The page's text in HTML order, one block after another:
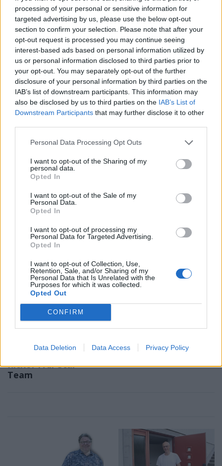
processing of your personal or sensitive information for
targeted advertising by us, please use the below opt-out
section to confirm your selection. Please note that after your
opt-out request is processed you may continue seeing
interest-based ads based on personal information utilized by
us or personal information disclosed to third parties prior to
your opt-out. You may separately opt-out of the further
disclosure of your personal information by third parties on the
IAB’s list of downstream participants. This information may
also be disclosed by us to third parties on the IAB’s List of
Downstream Participants that may further disclose it to other
Personal Data Processing Opt Outs
I want to opt-out of the Sharing of my
personal data.
Opted In
I want to opt-out of the Sale of my
Personal Data.
Opted In
I want to opt-out of processing my
Personal Data for Targeted Advertising.
Opted In
I want to opt-out of Collection, Use,
Retention, Sale, and/or Sharing of my
Personal Data that Is Unrelated with the
Purposes for which it was collected.
Opted Out
CONFIRM
Data Deletion Data Access Privacy Policy
medaljer
Efter succén på hemma-
VM vill Linnea Stenson
lägga förväntningarna åt
sidan när världseliten
samlas i irländska Limerick
toppkommun för
äldre
Bottenplacering i ny
kartläggning från
försäkringsbolag
REPORTAGE 2026-08-06 KL.
upp ateljén för
keramikkurser
Konstnären i Åsta satsar på
keramikkurs på hemmaplan
SPORT 2026-08-06 KL. 08:36
lagbygge
klubbar som värvat bäst inför
säsongen
SPORT
Moa Granat jagar
EM-form och tre
flickor i All-Star
Team
KRÖNIKA
En plan bestående av
kartnålar